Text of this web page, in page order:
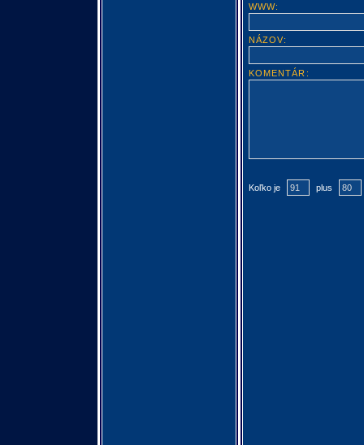
WWW:
NÁZOV:
KOMENTÁR:
Koľko je plus